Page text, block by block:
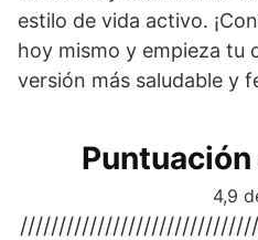
estilo de vida activo.
hoy mismo y empieza tu
versión más saludable y
4,9